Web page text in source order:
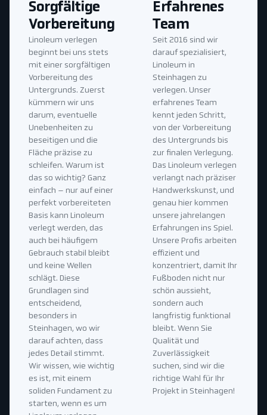
Erfahrenes
Team
Seit 2016 sind wir
darauf spezialisiert,
Linoleum in
Steinhagen zu
verlegen. Unser
erfahrenes Team
kennt jeden Schritt,
von der Vorbereitung
des Untergrunds bis
zur finalen Verlegung.
Das Linoleum verlegen
verlangt nach präziser
Handwerkskunst, und
genau hier kommen
unsere jahrelangen
Erfahrungen ins Spiel.
Unsere Profis arbeiten
effizient und
konzentriert, damit Ihr
Fußboden nicht nur
schön aussieht,
sondern auch
langfristig funktional
bleibt. Wenn Sie
Qualität und
Zuverlässigkeit
suchen, sind wir die
richtige Wahl für Ihr
Projekt in Steinhagen!
Sorgfältige
Vorbereitung
Linoleum verlegen
beginnt bei uns stets
mit einer sorgfältigen
Vorbereitung des
Untergrunds. Zuerst
kümmern wir uns
darum, eventuelle
Unebenheiten zu
beseitigen und die
Fläche präzise zu
schleifen. Warum ist
das so wichtig? Ganz
einfach – nur auf einer
perfekt vorbereiteten
Basis kann Linoleum
verlegt werden, das
auch bei häufigem
Gebrauch stabil bleibt
und keine Wellen
schlägt. Diese
Grundlagen sind
entscheidend,
besonders in
Steinhagen, wo wir
darauf achten, dass
jedes Detail stimmt.
Wir wissen, wie wichtig
es ist, mit einem
soliden Fundament zu
starten, wenn es um